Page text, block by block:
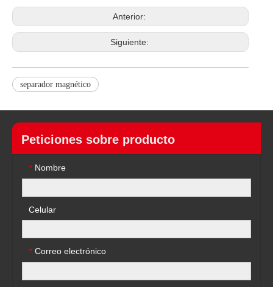
Anterior:
Siguiente:
separador magnético
Peticiones sobre producto
* Nombre
Celular
* Correo electrónico